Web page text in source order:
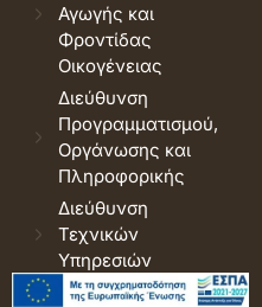
Αγωγής και
Φροντίδας
Οικογένειας
Διεύθυνση
Προγραμματισμού,
Οργάνωσης και
Πληροφορικής
Διεύθυνση
Τεχνικών
Υπηρεσιών
© 2026 Δήμος Δράμας. Όροι